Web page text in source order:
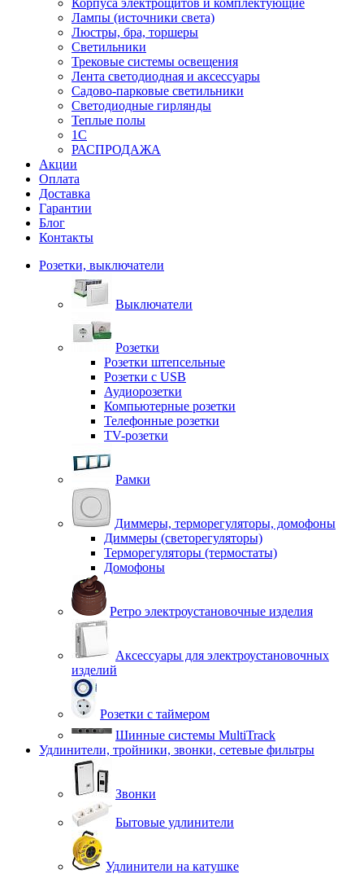
Корпуса электрощитов и комплектующие
Лампы (источники света)
Люстры, бра, торшеры
Светильники
Трековые системы освещения
Лента светодиодная и аксессуары
Садово-парковые светильники
Светодиодные гирлянды
Теплые полы
1С
РАСПРОДАЖА
Акции
Оплата
Доставка
Гарантии
Блог
Контакты
Розетки, выключатели
Выключатели
Розетки
Розетки штепсельные
Розетки с USB
Аудиорозетки
Компьютерные розетки
Телефонные розетки
TV-розетки
Рамки
Диммеры, терморегуляторы, домофоны
Диммеры (светорегуляторы)
Терморегуляторы (термостаты)
Домофоны
Ретро электроустановочные изделия
Аксессуары для электроустановочных
изделий
Розетки с таймером
Шинные системы MultiTrack
Удлинители, тройники, звонки, сетевые фильтры
Звонки
Бытовые удлинители
Удлинители на катушке